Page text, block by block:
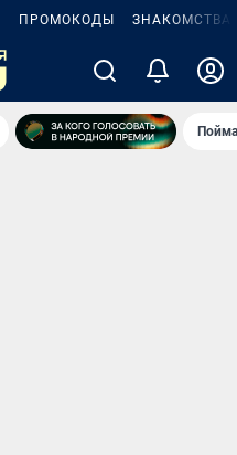
ПРОМОКОДЫ ЗНАКОМСТВА